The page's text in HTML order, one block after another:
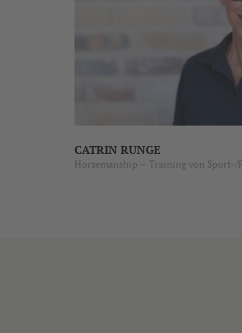
CATRIN RUNGE
Horsemanship – Training von Sport-/